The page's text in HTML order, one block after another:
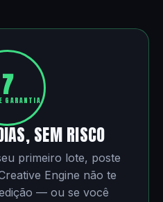
7
GARANTIA
SEM RISCO
primeiro lote, poste
Engine não te
— ou se você